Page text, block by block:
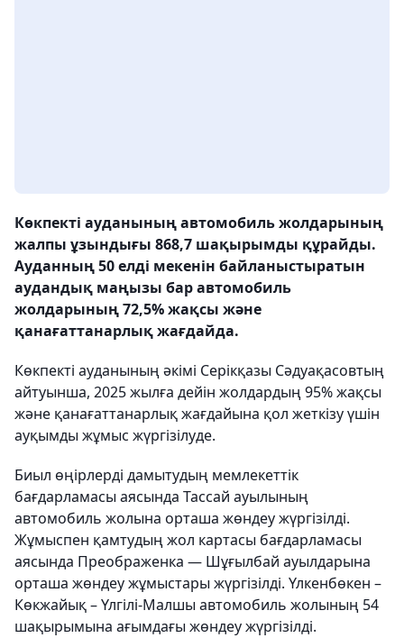
Көкпекті ауданының автомобиль жолдарының
жалпы ұзындығы 868,7 шақырымды құрайды.
Ауданның 50 елді мекенін байланыстыратын
аудандық маңызы бар автомобиль
жолдарының 72,5% жақсы және
қанағаттанарлық жағдайда.
Көкпекті ауданының әкімі Серікқазы Сәдуақасовтың
айтуынша, 2025 жылға дейін жолдардың 95% жақсы
және қанағаттанарлық жағдайына қол жеткізу үшін
ауқымды жұмыс жүргізілуде.
Биыл өңірлерді дамытудың мемлекеттік
бағдарламасы аясында Тассай ауылының
автомобиль жолына орташа жөндеу жүргізілді.
Жұмыспен қамтудың жол картасы бағдарламасы
аясында Преображенка — Шұғылбай ауылдарына
орташа жөндеу жұмыстары жүргізілді. Үлкенбөкен –
Көкжайық – Үлгілі-Малшы автомобиль жолының 54
шақырымына ағымдағы жөндеу жүргізілді.